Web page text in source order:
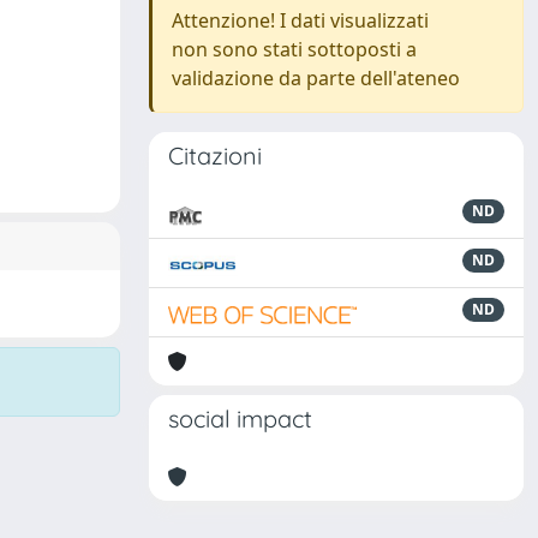
Attenzione! I dati visualizzati
non sono stati sottoposti a
validazione da parte dell'ateneo
Citazioni
ND
ND
ND
social impact